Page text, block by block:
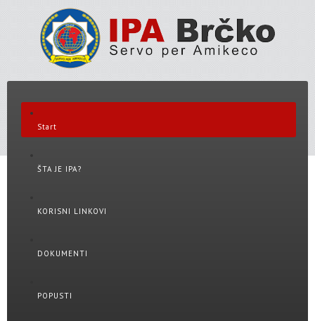
Start
ŠTA JE IPA?
KORISNI LINKOVI
DOKUMENTI
POPUSTI